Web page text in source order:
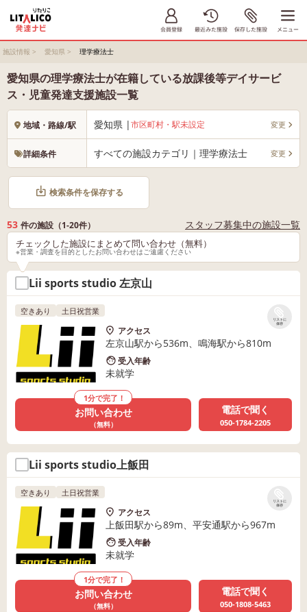
施設情報 > 愛知県 > 理学療法士
愛知県の理学療法士が在籍している放課後等デイサービ
ス・児童発達支援施設一覧
地域・路線/駅 愛知県 |市区町村・駅未設定 変更
詳細条件 すべての施設カテゴリ｜理学療法士 変更
検索条件を保存する
53 件の施設（1-20件） スタッフ募集中の施設一覧
チェックした施設にまとめて問い合わせ（無料）
※営業・調査を目的としたお問い合わせはご遠慮ください
Lii sports studio 左京山
リストに
保存
空きあり 土日祝営業
アクセス
左京山駅から536m、鳴海駅から810m
受入年齢
未就学
1分で完了！
お問い合わせ
（無料）
電話で聞く
050-1784-2205
Lii sports studio上飯田
リストに
保存
空きあり 土日祝営業
アクセス
上飯田駅から89m、平安通駅から967m
受入年齢
未就学
1分で完了！
お問い合わせ
（無料）
電話で聞く
050-1808-5463